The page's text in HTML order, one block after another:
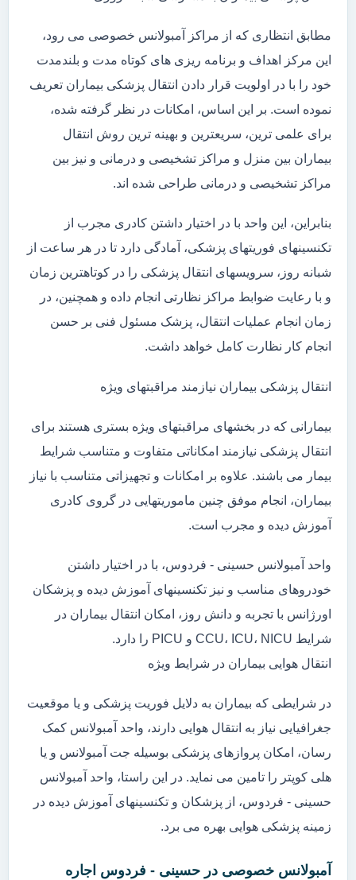
مطابق انتظاری که از مراکز آمبولانس خصوصی می رود،
این مرکز اهداف و برنامه ریزی های کوتاه مدت و بلندمدت
خود را با در اولویت قرار دادن انتقال پزشکی بیماران تعریف
نموده است. بر این اساس، امکانات در نظر گرفته شده،
برای علمی ترین، سریعترین و بهینه ترین روش انتقال
بیماران بین منزل و مراکز تشخیصی و درمانی و نیز بین
مراکز تشخیصی و درمانی طراحی شده اند.
بنابراین، این واحد با در اختیار داشتن کادری مجرب از
تکنسینهای فوریتهای پزشکی، آمادگی دارد تا در هر ساعت از
شبانه روز، سرویسهای انتقال پزشکی را در کوتاهترین زمان
و با رعایت ضوابط مراکز نظارتی انجام داده و همچنین، در
زمان انجام عملیات انتقال، پزشک مسئول فنی بر حسن
انجام کار نظارت کامل خواهد داشت.
انتقال پزشکی بیماران نیازمند مراقبتهای ویژه
بیمارانی که در بخشهای مراقبتهای ویژه بستری هستند برای
انتقال پزشکی نیازمند امکاناتی متفاوت و متناسب شرایط
بیمار می باشند. علاوه بر امکانات و تجهیزاتی متناسب با نیاز
بیماران، انجام موفق چنین ماموریتهایی در گروی کادری
آموزش دیده و مجرب است.
واحد آمبولانس حسینی - فردوس، با در اختیار داشتن
خودروهای مناسب و نیز تکنسینهای آموزش دیده و پزشکان
اورژانس با تجربه و دانش روز، امکان انتقال بیماران در
شرایط CCU، ICU، NICU و PICU را دارد.
انتقال هوایی بیماران در شرایط ویژه
در شرایطی که بیماران به دلایل فوریت پزشکی و یا موقعیت
جغرافیایی نیاز به انتقال هوایی دارند، واحد آمبولانس کمک
رسان، امکان پروازهای پزشکی بوسیله جت آمبولانس و یا
هلی کوپتر را تامین می نماید. در این راستا، واحد آمبولانس
حسینی - فردوس، از پزشکان و تکنسینهای آموزش دیده در
زمینه پزشکی هوایی بهره می برد.
آمبولانس خصوصی در حسینی - فردوس اجاره